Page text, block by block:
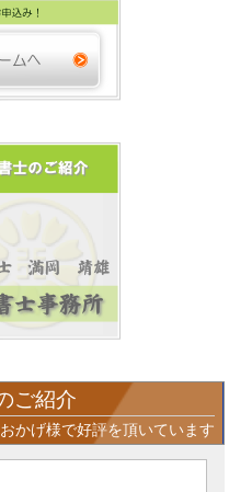
ご紹介
おかげ様で好評を頂いています